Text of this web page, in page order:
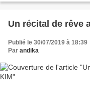
Un récital de rêve
Publié le 30/07/2019 à 18:39
Par andika